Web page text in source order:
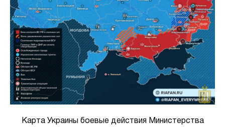
Карта Украины боевые действия Министерства